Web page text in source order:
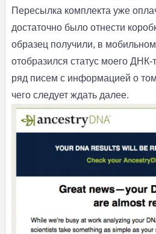
Пересылка комплекта уже
достаточно было отнести
образец получили, в
отобразился статус моего
ряд писем с информацией о
чего следует ждать далее.